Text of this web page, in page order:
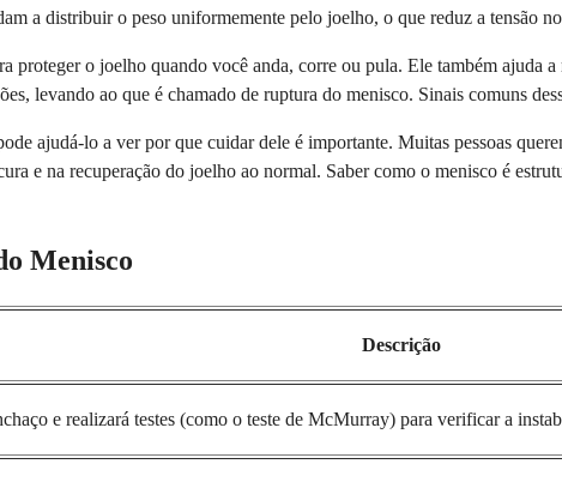
a distribuir o peso uniformemente pelo joelho, o que reduz a tensão
proteger o joelho quando você anda, corre ou pula. Ele também
levando ao que é chamado de ruptura do menisco. Sinais comuns
ajudá-lo a ver por que cuidar dele é importante. Muitas pessoas
e na recuperação do joelho ao normal. Saber como o menisco é
Menisco
Descrição
e realizará testes (como o teste de McMurray) para verificar a